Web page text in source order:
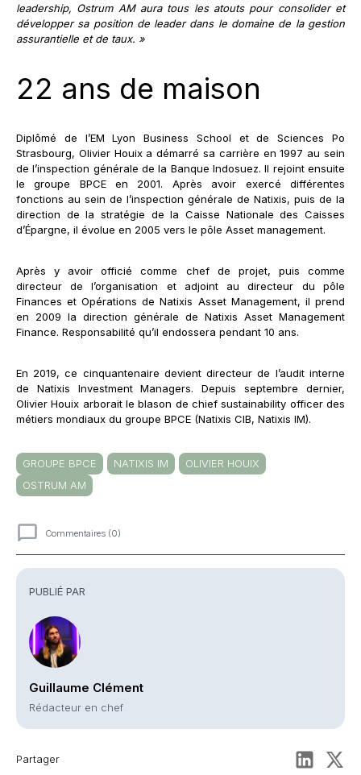
PUBLIÉ PAR
Guillaume Clément
Rédacteur en chef
Partager
leadership, Ostrum AM aura tous les atouts pour consolider et
développer sa position de leader dans le domaine de la gestion
assurantielle et de taux. »
22 ans de maison
Diplômé de l’EM Lyon Business School et de Sciences Po
Strasbourg, Olivier Houix a démarré sa carrière en 1997 au sein
de l’inspection générale de la Banque Indosuez. Il rejoint ensuite
le groupe BPCE en 2001. Après avoir exercé différentes
fonctions au sein de l’inspection générale de Natixis, puis de la
direction de la stratégie de la Caisse Nationale des Caisses
d’Épargne, il évolue en 2005 vers le pôle Asset management.
Après y avoir officié comme chef de projet, puis comme
directeur de l’organisation et adjoint au directeur du pôle
Finances et Opérations de Natixis Asset Management, il prend
en 2009 la direction générale de Natixis Asset Management
Finance. Responsabilité qu’il endossera pendant 10 ans.
En 2019, ce cinquantenaire devient directeur de l’audit interne
de Natixis Investment Managers. Depuis septembre dernier,
Olivier Houix arborait le blason de chief sustainability officer des
métiers mondiaux du groupe BPCE (Natixis CIB, Natixis IM).
GROUPE BPCE NATIXIS IM
OLIVIER HOUIX
OSTRUM AM
Commentaires (0)